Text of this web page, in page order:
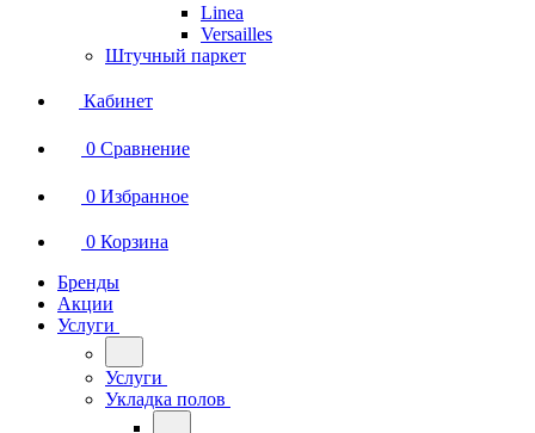
Linea
Versailles
Штучный паркет
Кабинет
0 Сравнение
0 Избранное
0 Корзина
Бренды
Акции
Услуги
Услуги
Укладка полов